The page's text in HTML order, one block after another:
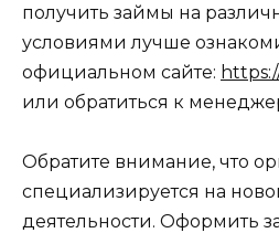
получить займы на
условиями лучше
официальном сайте:
или обратиться к
Обратите внимание, что
специализируется на
деятельности. Оформить